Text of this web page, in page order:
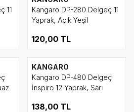
11
Kangaro DP-280 Delgeç 11
Yaprak, Açık Yeşil
120,00 TL
KANGARO
Kangaro DP-480 Delgeç
İnspiro 12 Yaprak, Sarı
138,00 TL